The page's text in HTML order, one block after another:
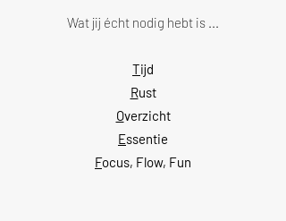
Wat jij écht nodig hebt is ...
Tijd
Rust
Overzicht
Essentie
Focus, Flow, Fun